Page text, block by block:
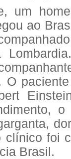
um
ao
O
o
clínico foi
Brasil.